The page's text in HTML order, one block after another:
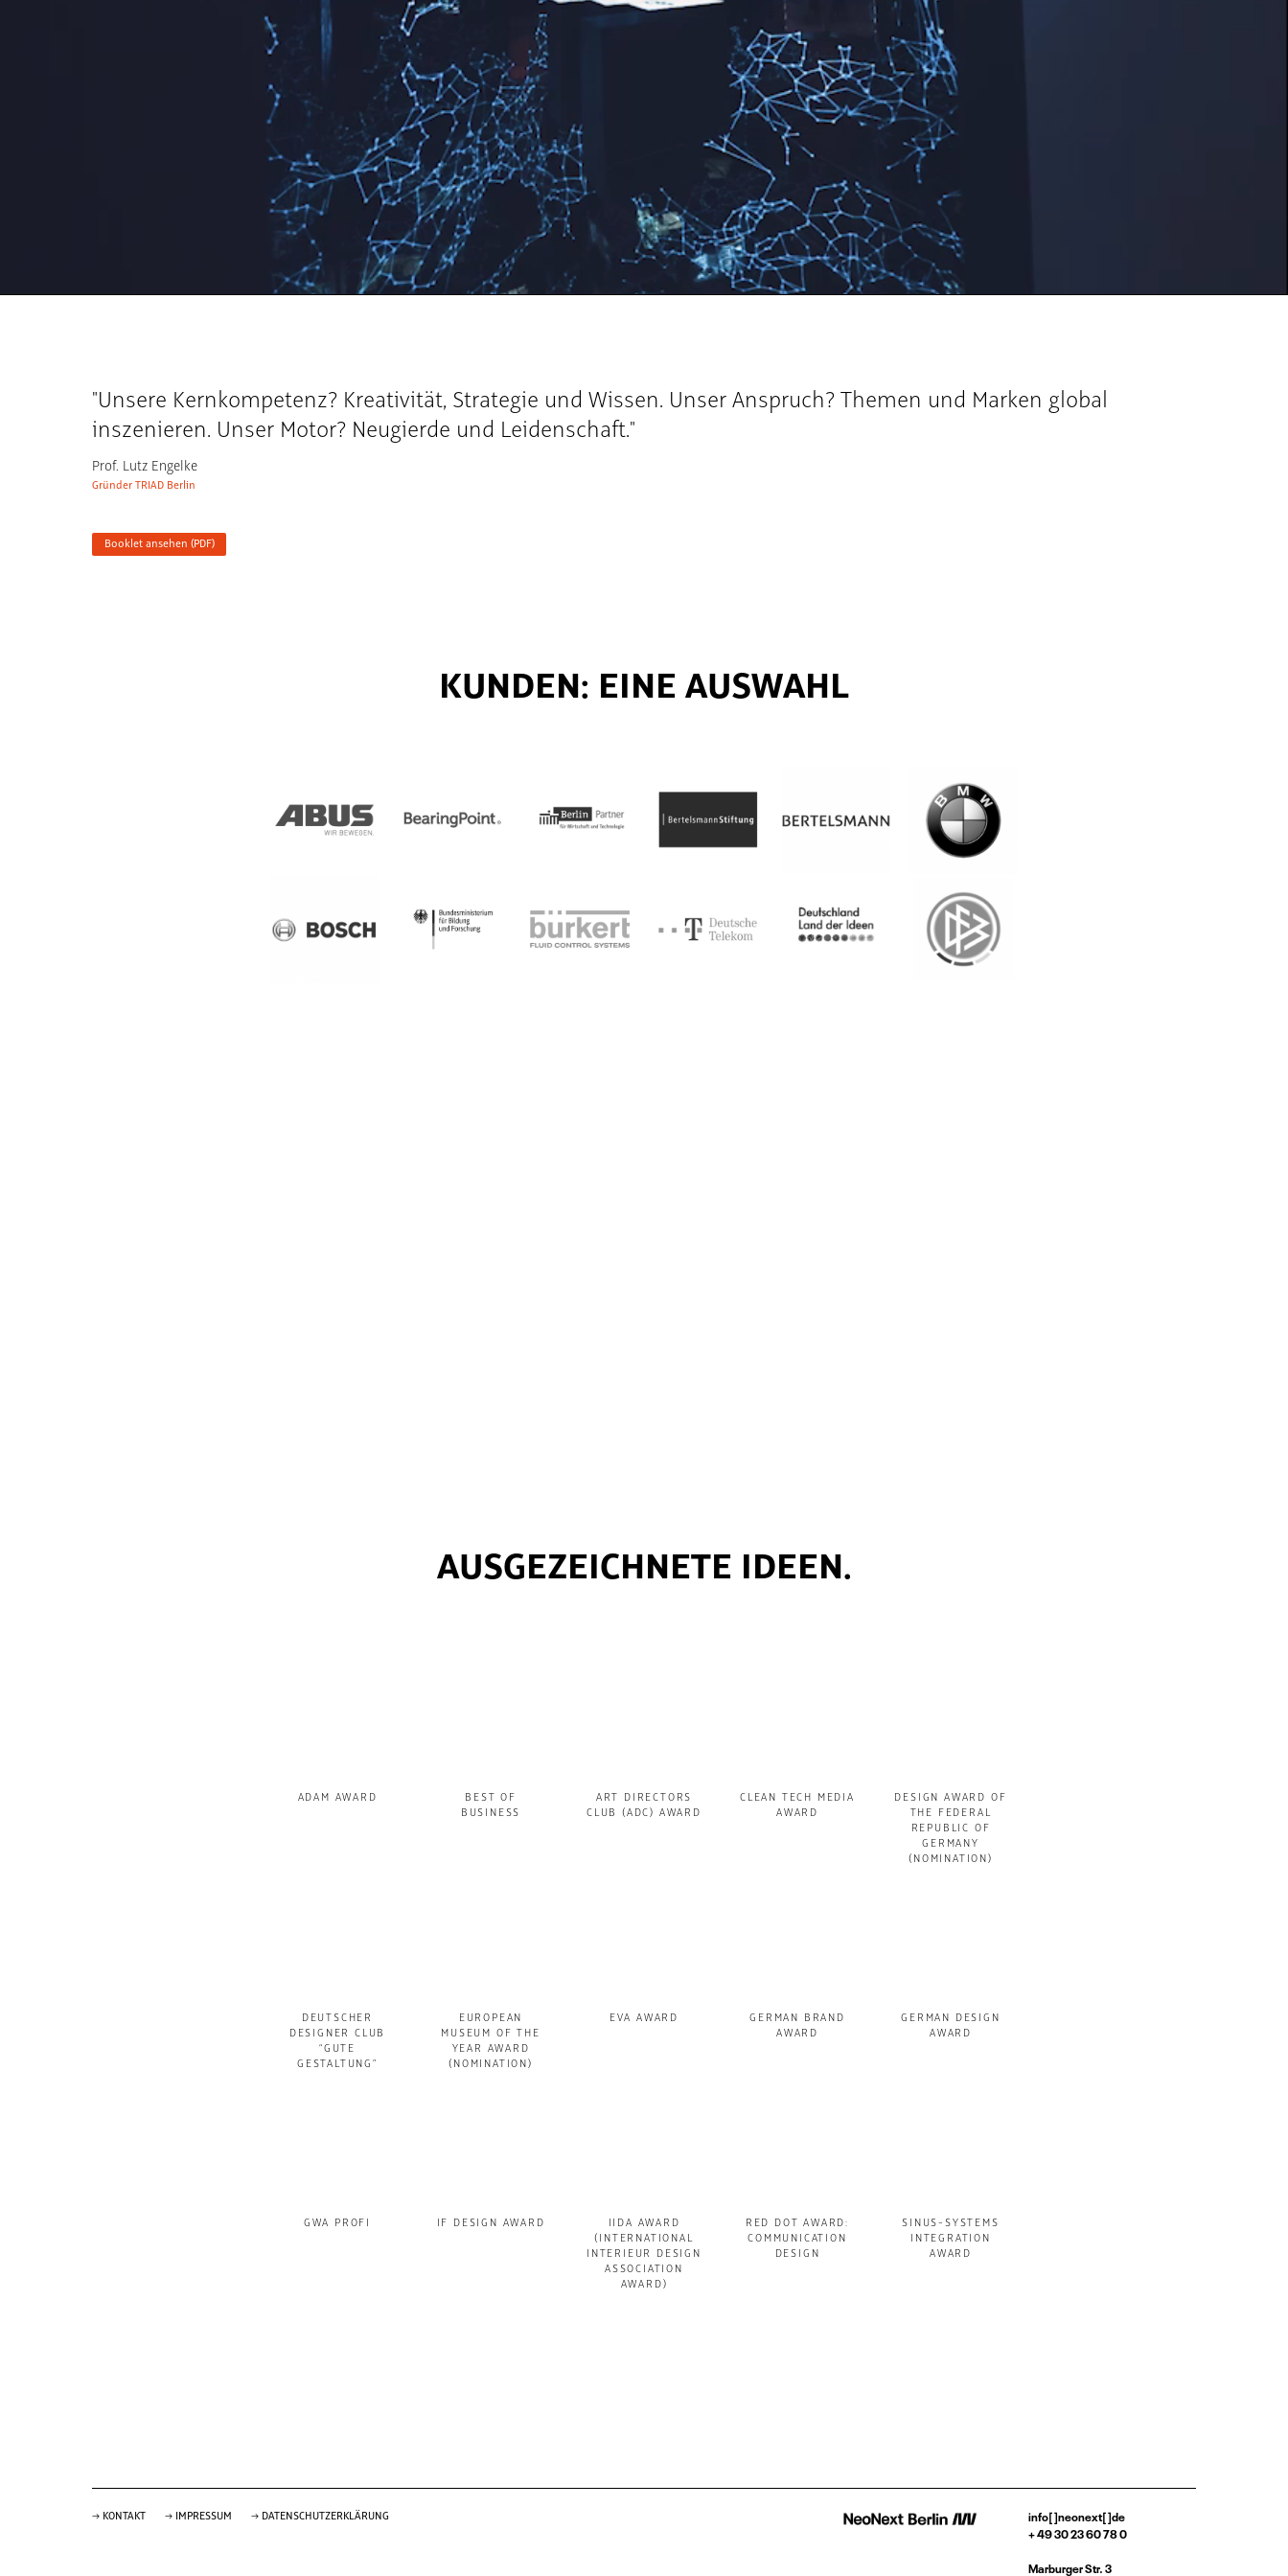
Video
"Unsere Kernkompetenz? Kreativität, Strategie und Wissen. Unser Anspruch? Themen und Marken global
inszenieren. Unser Motor? Neugierde und Leidenschaft."
Prof. Lutz Engelke
Gründer TRIAD Berlin
Booklet ansehen (PDF)
KUNDEN: EINE AUSWAHL
AUSGEZEICHNETE IDEEN.
ADAM AWARD
BEST OF
BUSINESS
ART DIRECTORS
CLUB (ADC) AWARD
CLEAN TECH MEDIA
AWARD
DESIGN AWARD OF
THE FEDERAL
REPUBLIC OF
GERMANY
(NOMINATION)
DEUTSCHER
DESIGNER CLUB
“GUTE
GESTALTUNG”
EUROPEAN
MUSEUM OF THE
YEAR AWARD
(NOMINATION)
EVA AWARD
GERMAN BRAND
AWARD
GERMAN DESIGN
AWARD
GWA PROFI IF DESIGN AWARD
IIDA AWARD
(INTERNATIONAL
INTERIEUR DESIGN
ASSOCIATION
AWARD)
RED DOT AWARD:
COMMUNICATION
DESIGN
SINUS-SYSTEMS
INTEGRATION
AWARD
KONTAKT IMPRESSUM DATENSCHUTZERKLÄRUNG
info[ ]neonext[ ]de
+ 49 30 23 60 78 0
Marburger Str. 3